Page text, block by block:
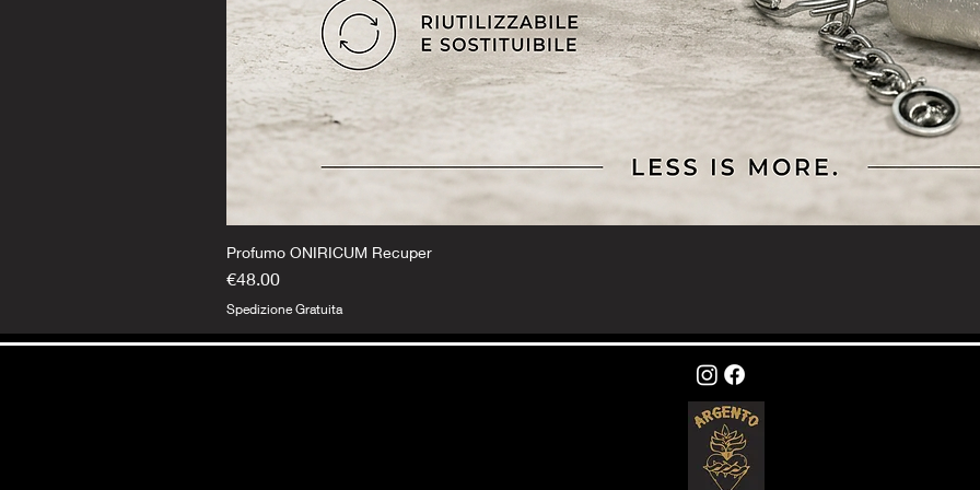
Profumo ONIRICUM Recuper
Price
€48.00
Spedizione Gratuita